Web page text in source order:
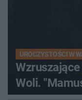
UROCZYSTOŚCI W
Woli.